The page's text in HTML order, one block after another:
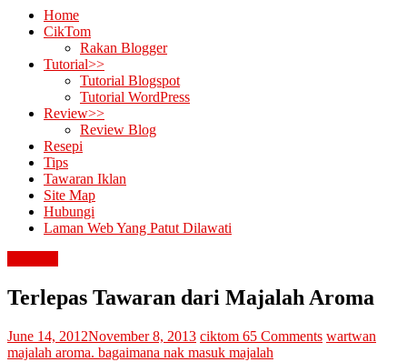
Home
CikTom
Rakan Blogger
Tutorial>>
Tutorial Blogspot
Tutorial WordPress
Review>>
Review Blog
Resepi
Tips
Tawaran Iklan
Site Map
Hubungi
Laman Web Yang Patut Dilawati
Terlepas Tawaran dari Majalah Aroma
June 14, 2012November 8, 2013 ciktom 65 Comments wartwan
majalah aroma. bagaimana nak masuk majalah